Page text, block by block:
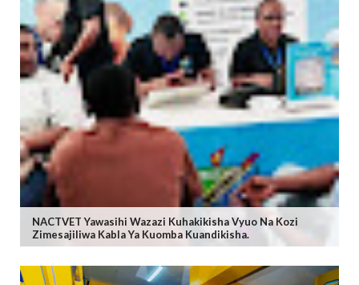
NACTVET Yawasihi Wazazi Kuhakikisha Vyuo Na Kozi
Zimesajiliwa Kabla Ya Kuomba Kuandikisha.